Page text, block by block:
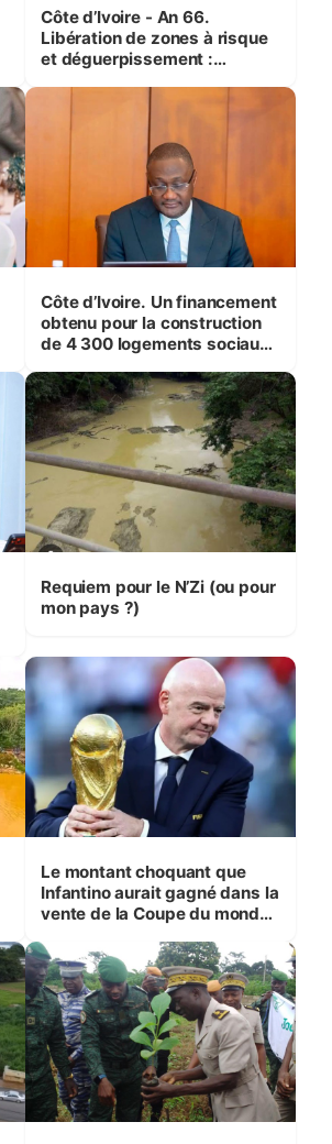
Côte d’Ivoire - An 66.
Libération de zones à risque
et déguerpissement :
respect de l'Etat de droit pour
préserver les vies humaines
Côte d’Ivoire. Un financement
obtenu pour la construction
de 4 300 logements sociaux
Bouaké et Yamoussoukro
Requiem pour le N’Zi (ou pour
mon pays ?)
Le montant choquant que
Infantino aurait gagné dans la
vente de la Coupe du monde